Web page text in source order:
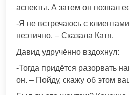
аспекты. А затем он позвал
-Я не встречаюсь с
неэтично. – Сказала Катя.
Давид удручённо вздохнул:
-Тогда придётся разорвать
он. – Пойду, скажу об этом